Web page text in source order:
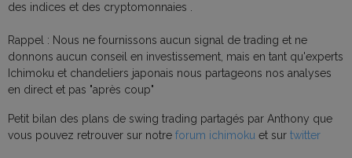
des indices et des cryptomonnaies .
Rappel : Nous ne fournissons aucun signal de trading et ne
donnons aucun conseil en investissement, mais en tant qu'experts
Ichimoku et chandeliers japonais nous partageons nos analyses
en direct et pas "après coup"
Petit bilan des plans de swing trading partagés par Anthony que
vous pouvez retrouver sur notre forum ichimoku et sur twitter